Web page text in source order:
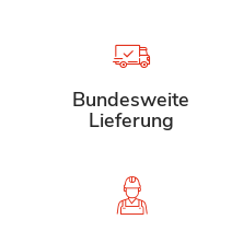
Bundesweite
Lieferung